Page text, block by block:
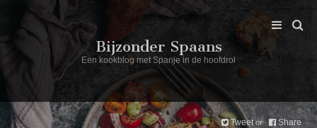
Bijzonder Spaans
Een kookblog met Spanje in de hoofdrol
Tweet or Share